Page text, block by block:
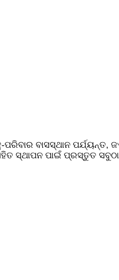
ବାସସ୍ଥାନ ପର୍ଯ୍ୟନ୍ତ,
ପାଇଁ ପ୍ରସ୍ତୁତ ସବୁଠାରୁ